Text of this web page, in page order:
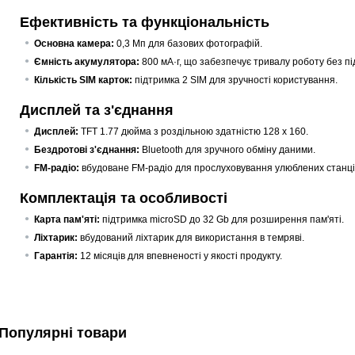
Ефективність та функціональність
Основна камера: 0,3 Мп для базових фотографій.
Ємність акумулятора: 800 мА·г, що забезпечує тривалу роботу без
Кількість SIM карток: підтримка 2 SIM для зручності користування.
Дисплей та з'єднання
Дисплей: TFT 1.77 дюйма з роздільною здатністю 128 х 160.
Бездротові з'єднання: Bluetooth для зручного обміну даними.
FM-радіо: вбудоване FM-радіо для прослуховування улюблених
Комплектація та особливості
Карта пам'яті: підтримка microSD до 32 Gb для розширення пам'яті.
Ліхтарик: вбудований ліхтарик для використання в темряві.
Гарантія: 12 місяців для впевненості у якості продукту.
товари